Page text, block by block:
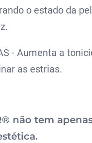
o estado da
- Aumenta a
as estrias.
não tem